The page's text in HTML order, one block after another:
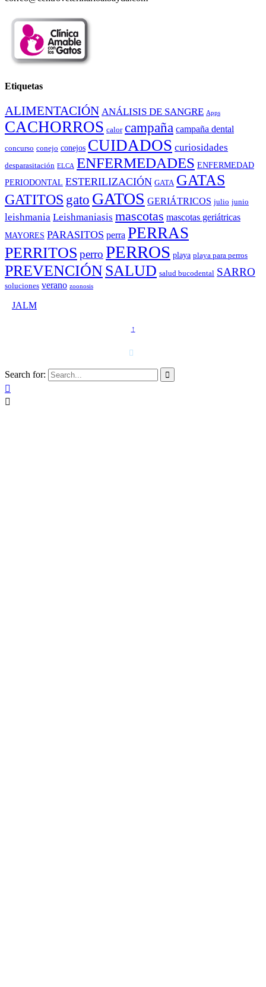
Etiquetas
ALIMENTACIÓN ANÁLISIS DE SANGRE Apps
CACHORROS calor campaña campaña dental
concurso conejo conejos CUIDADOS curiosidades
desparasitación ELCA ENFERMEDADES ENFERMEDAD
PERIODONTAL ESTERILIZACIÓN GATA GATAS
GATITOS gato GATOS GERIÁTRICOS julio junio
leishmania Leishmaniasis mascotas mascotas geriátricas
MAYORES PARASITOS perra PERRAS
PERRITOS perro PERROS playa playa para perros
PREVENCIÓNSALUD salud bucodental SARRO
soluciones verano zoonosis
JALM
↑

Search for: 

